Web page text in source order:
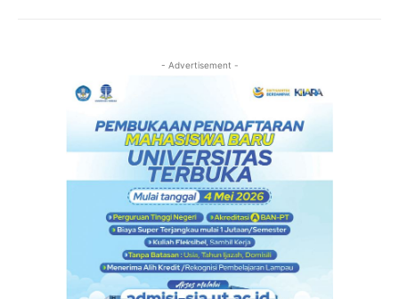
- Advertisement -